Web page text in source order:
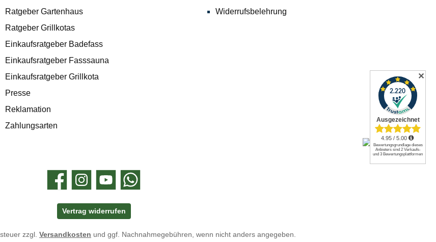
Ratgeber Gartenhaus
Ratgeber Grillkotas
Einkaufsratgeber Badefass
Einkaufsratgeber Fasssauna
Einkaufsratgeber Grillkota
Presse
Reklamation
Zahlungsarten
Widerrufsbelehrung
FacebookInstagramYouTube WhatsApp
Vertrag widerrufen
zzgl. Versandkosten und ggf. Nachnahmegebühren, wenn nicht anders angegeben.
✕